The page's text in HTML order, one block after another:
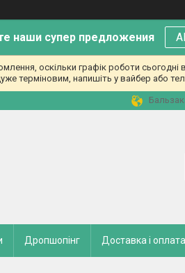
наши супер предложения
оскільки графік роботи
терміновим, напишіть у вайбер або
Дропшопінг Доставка і оплата